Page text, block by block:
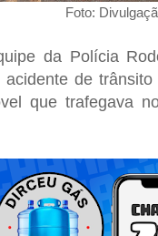
Foto:
da Polícia
de
que trafegava